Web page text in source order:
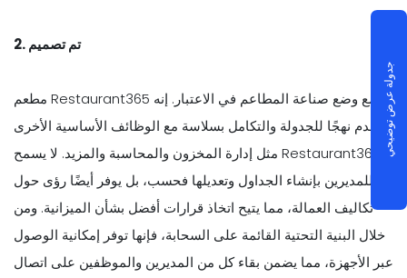
2. تم تصميم
مطعم Restaurant365 مع وضع صناعة المطاعم في الاعتبار. إنه
يقدم نهجًا للجدولة والتكامل بسلاسة مع الوظائف الأساسية الأخرى
مثل إدارة المخزون والمحاسبة والمزيد. لا يسمح Restaurant365
للمديرين بإنشاء الجداول وتعديلها فحسب، بل يوفر أيضًا رؤى حول
تكاليف العمالة، مما يتيح اتخاذ قرارات أفضل بشأن الميزانية. ومن
خلال البنية التحتية القائمة على السحابة، فإنها توفر إمكانية الوصول
عبر الأجهزة، مما يضمن بقاء كل من المديرين والموظفين على اتصال
جدولة عرض توضيحي